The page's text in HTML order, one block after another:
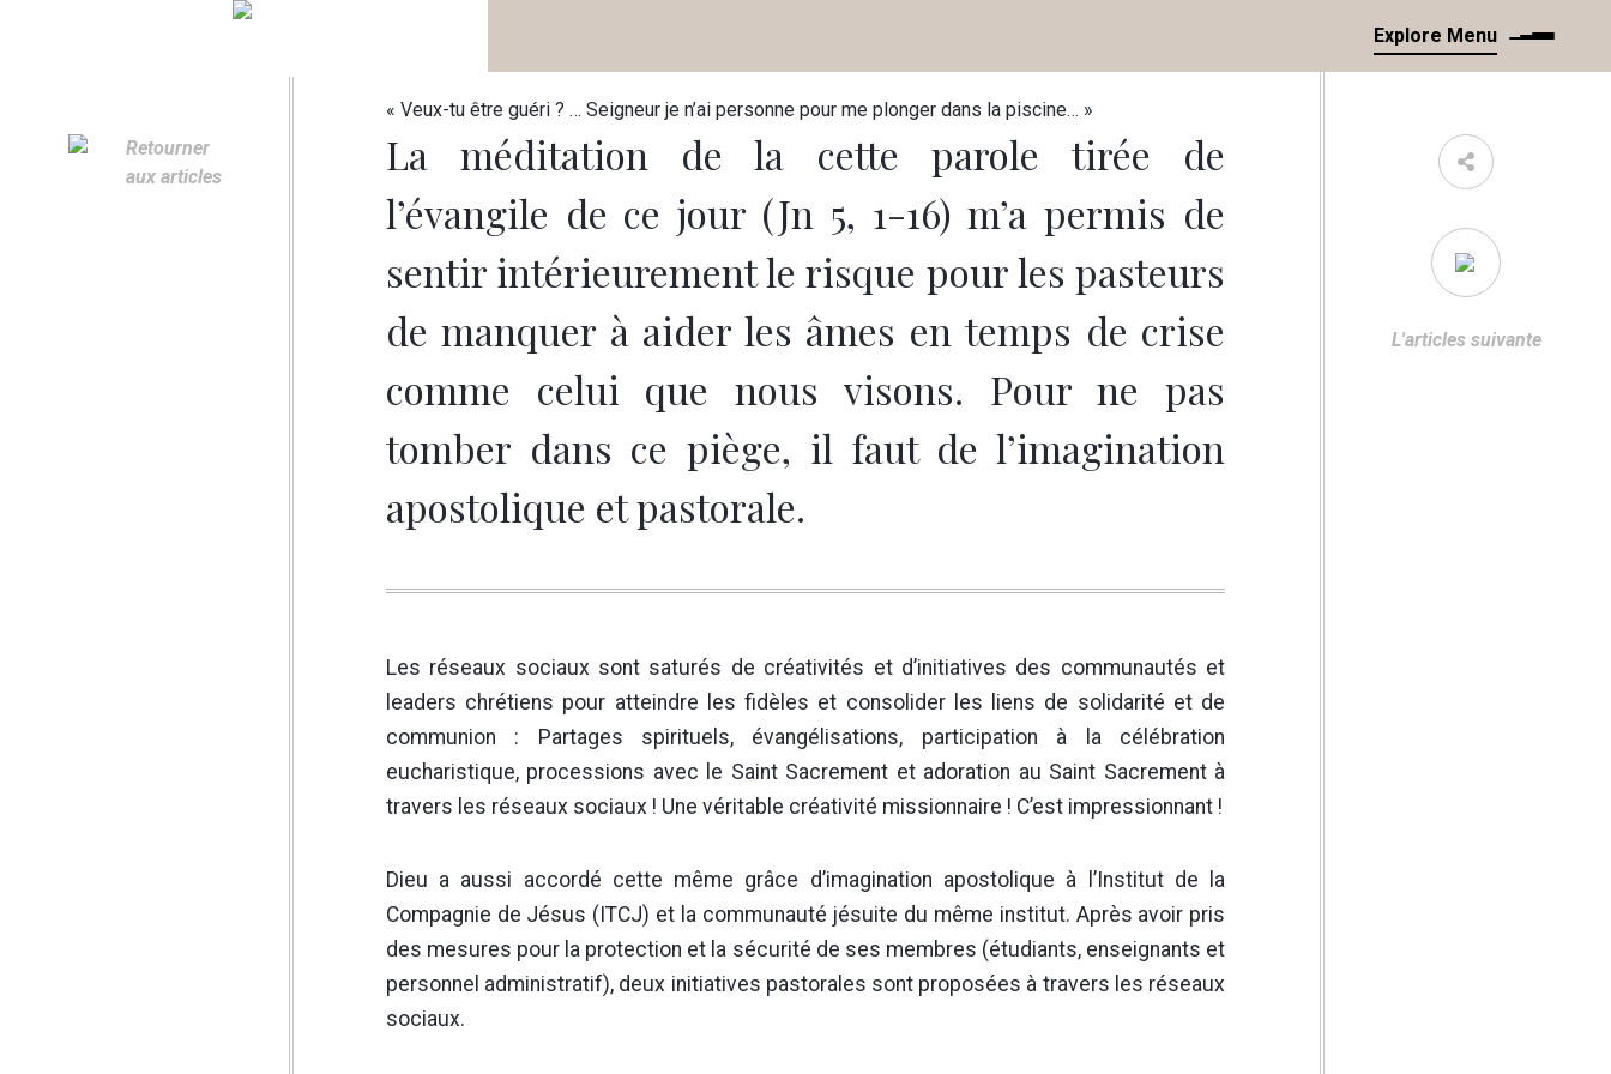
Explore Menu
Retourner
aux articles
« Veux-tu être guéri ? … Seigneur je n’ai personne pour me plonger dans la piscine… »
La méditation de la cette parole tirée de
l’évangile de ce jour (Jn 5, 1-16) m’a permis de
sentir intérieurement le risque pour les pasteurs
de manquer à aider les âmes en temps de crise
comme celui que nous visons. Pour ne pas
tomber dans ce piège, il faut de l’imagination
apostolique et pastorale.
Les réseaux sociaux sont saturés de créativités et d’initiatives des communautés et
leaders chrétiens pour atteindre les fidèles et consolider les liens de solidarité et de
communion : Partages spirituels, évangélisations, participation à la célébration
eucharistique, processions avec le Saint Sacrement et adoration au Saint Sacrement à
travers les réseaux sociaux ! Une véritable créativité missionnaire ! C’est impressionnant !
Dieu a aussi accordé cette même grâce d’imagination apostolique à l’Institut de la
Compagnie de Jésus (ITCJ) et la communauté jésuite du même institut. Après avoir pris
des mesures pour la protection et la sécurité de ses membres (étudiants, enseignants et
personnel administratif), deux initiatives pastorales sont proposées à travers les réseaux
sociaux.
L'articles suivante